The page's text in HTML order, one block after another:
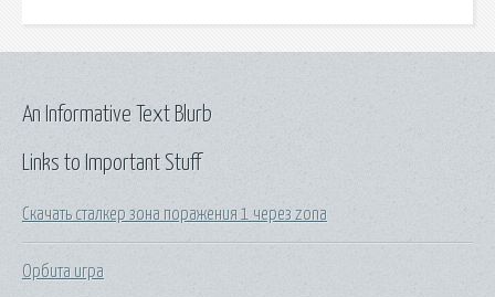
Links to Important Stuff
Скачать сталкер зона поражения 1 через zona
Орбита игра
An Informative Text Blurb